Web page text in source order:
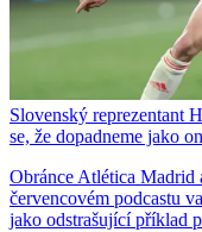
Slovenský reprezentant
se, že dopadneme jako
Obránce Atlética Madrid
červencovém podcastu
jako odstrašující příklad